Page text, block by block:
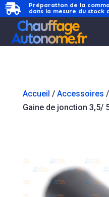

Préparation de la
dans la mesure du stock
Accueil / Accessoires /
Gaine de jonction 3,5/